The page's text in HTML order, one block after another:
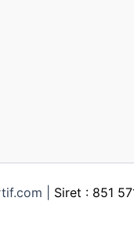
| Siret : 851